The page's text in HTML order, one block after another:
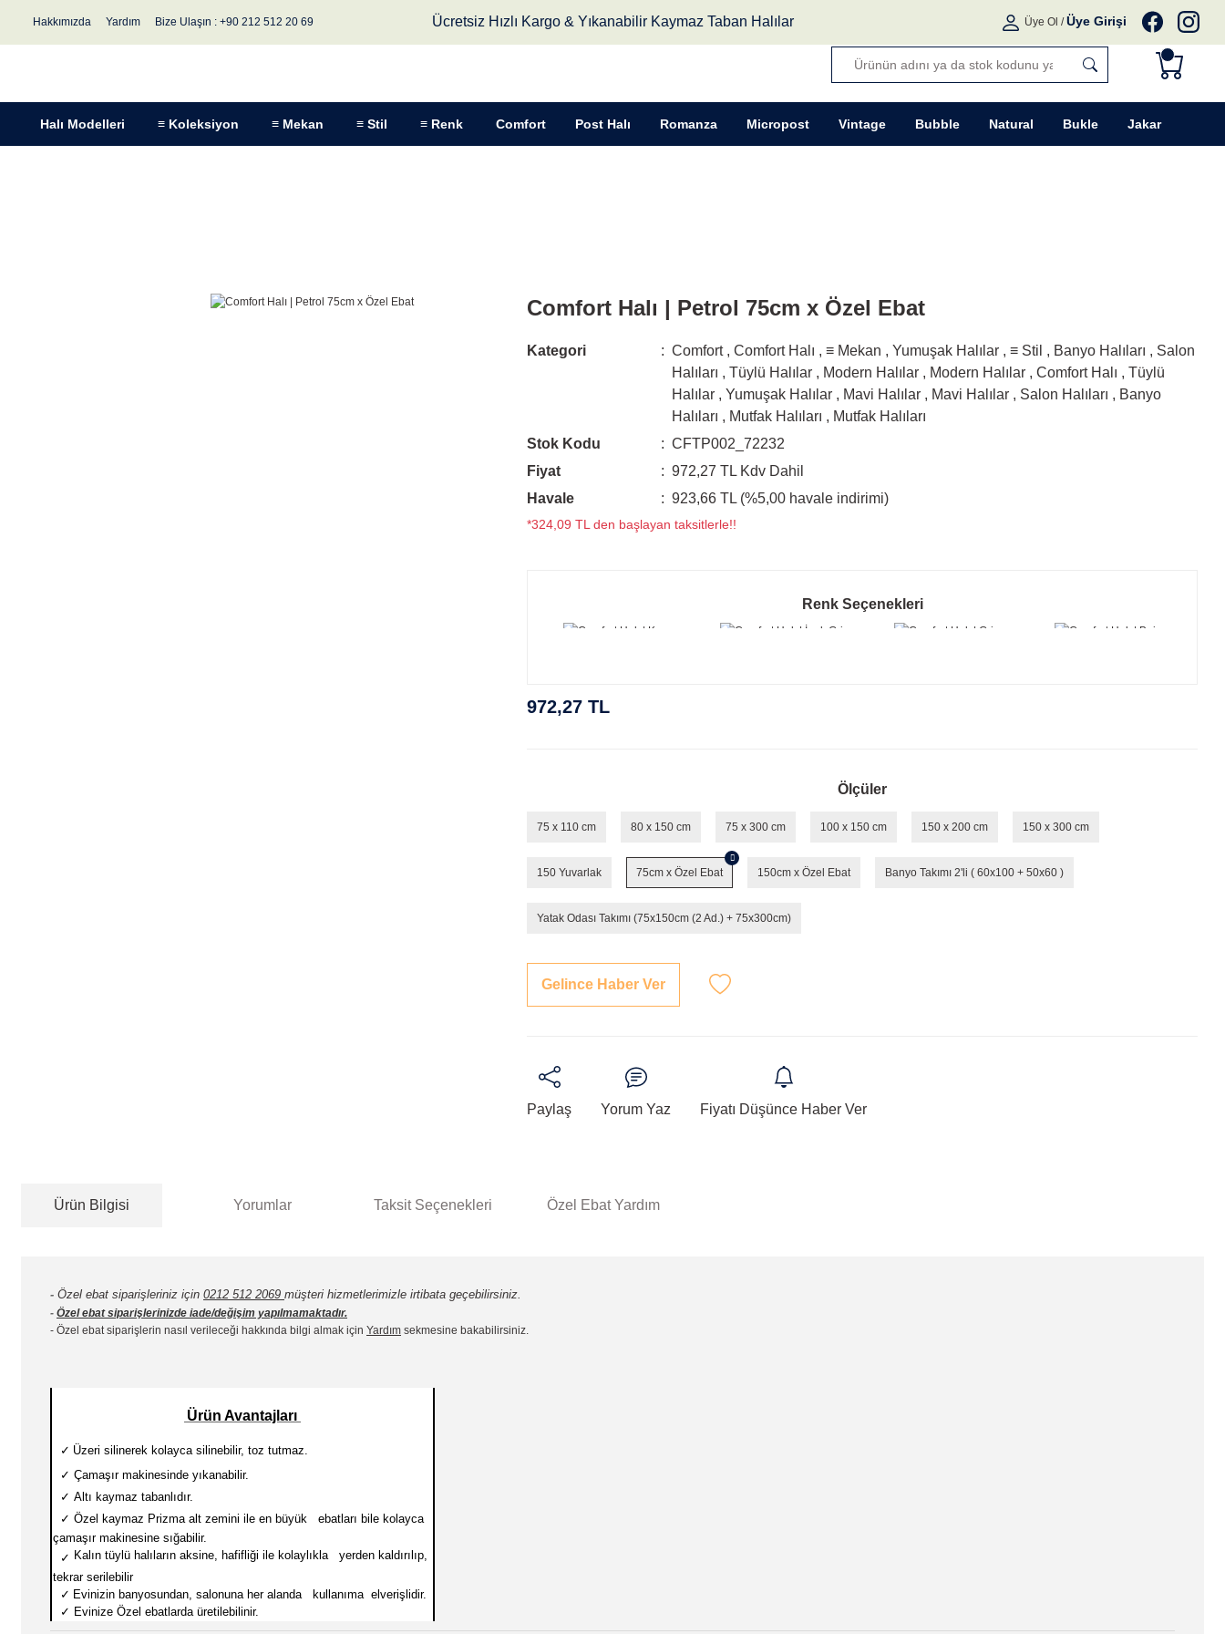
Hakkımızda Yardım Bize Ulaşın : +90 212 512 20 69 Ücretsiz Hızlı Kargo & Yıkanabilir Kaymaz Taban Halılar Üye Ol / Üye Girişi
Halı Modelleri ≡ Koleksiyon ≡ Mekan ≡ Stil ≡ Renk Comfort Post Halı Romanza Micropost Vintage Bubble Natural Bukle Jakar
Comfort Halı | Petrol 75cm x Özel Ebat
Kategori Comfort ,Comfort Halı ,≡ Mekan ,Yumuşak Halılar ,≡ Stil , Banyo Halıları , Salon
Halıları ,Tüylü Halılar , Modern Halılar , Modern Halılar ,Comfort Halı ,Tüylü
Halılar ,Yumuşak Halılar , Mavi Halılar , Mavi Halılar , Salon Halıları , Banyo
Halıları , Mutfak Halıları , Mutfak Halıları
Stok Kodu
CFTP002_72232
Fiyat
972,27 TL Kdv Dahil
Havale
923,66 TL (%5,00 havale indirimi)
*324,09 TL den başlayan taksitlerle!!
Renk Seçenekleri
972,27 TL
Ölçüler
75 x 110 cm 80 x 150 cm 75 x 300 cm 100 x 150 cm 150 x 200 cm 150 x 300 cm
150 Yuvarlak 75cm x Özel Ebat 150cm x Özel Ebat Banyo Takımı 2'li ( 60x100 + 50x60 )
Yatak Odası Takımı (75x150cm (2 Ad.) + 75x300cm)
Gelince Haber Ver
Paylaş Yorum Yaz Fiyatı Düşünce Haber Ver
Ürün Bilgisi Yorumlar Taksit Seçenekleri Özel Ebat Yardım
- Özel ebat siparişleriniz için 0212 512 2069 müşteri hizmetlerimizle irtibata geçebilirsiniz.
- Özel ebat siparişlerinizde iade/değişim yapılmamaktadır.
- Özel ebat siparişlerin nasıl verileceği hakkında bilgi almak için Yardım sekmesine bakabilirsiniz.
Ürün Avantajları
✓ Üzeri silinerek kolayca silinebilir, toz tutmaz.
✓ Çamaşır makinesinde yıkanabilir.
✓ Altı kaymaz tabanlıdır.
✓ Özel kaymaz Prizma alt zemini ile en büyük ebatları bile kolayca
çamaşır makinesine sığabilir.
✓ Kalın tüylü halıların aksine, hafifliği ile kolaylıkla yerden kaldırılıp,
tekrar serilebilir
✓ Evinizin banyosundan, salonuna her alanda kullanıma elverişlidir.
✓ Evinize Özel ebatlarda üretilebilinir.